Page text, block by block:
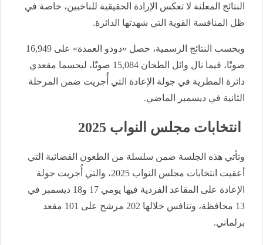
النتائج المعلنة لا تعكس الإرادة الحقيقية للناخبين، خاصة في
ظل المنافسة القوية التي شهدتها الدائرة.
وبحسب النتائج الرسمية، حصل «دودو العمدة» على 16,949
صوتًا، فيما نال وائل الطحان 15,084 صوتًا، ليحسما مقعدي
دائرة المطرية في جولة الإعادة التي أُجريت ضمن المرحلة
الثانية في ديسمبر الماضي.
انتخابات مجلس النواب 2025
وتأتي هذه الجلسة ضمن سلسلة من الطعون القضائية التي
أعقبت انتخابات مجلس النواب 2025، والتي أُجريت جولة
الإعادة على المقاعد الفردية فيها يومي 17 و18 ديسمبر في
13 محافظة، وتنافس خلالها 202 مرشح على 101 مقعد
برلماني.